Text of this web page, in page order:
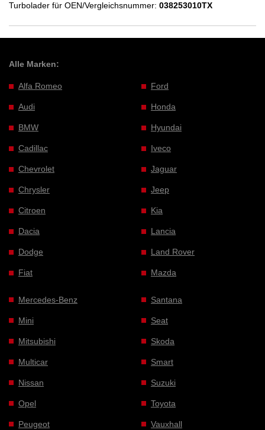
Turbolader für OEN/Vergleichsnummer: 038253010TX
Alle Marken:
Alfa Romeo
Audi
BMW
Cadillac
Chevrolet
Chrysler
Citroen
Dacia
Dodge
Fiat
Ford
Honda
Hyundai
Iveco
Jaguar
Jeep
Kia
Lancia
Land Rover
Mazda
Mercedes-Benz
Mini
Mitsubishi
Multicar
Nissan
Opel
Peugeot
Santana
Seat
Skoda
Smart
Suzuki
Toyota
Vauxhall